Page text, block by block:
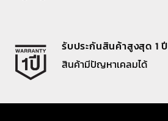
รับประกันสินค้าสูงสุด 1 ปี
สินค้ามีปัญหาเคลมได้